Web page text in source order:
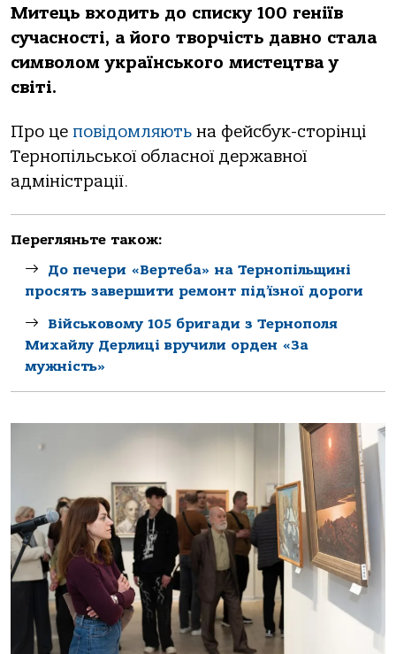
Митець входить до списку 100 геніїв
сучасності, а його творчість давно стала
символом українського мистецтва у
світі.
Про це повідомляють на фейсбук-сторінці
Тернопільської обласної державної
адміністрації.
Перегляньте також:
До печери «Вертеба» на Тернопільщині
просять завершити ремонт під’їзної дороги
Військовому 105 бригади з Тернополя
Михайлу Дерлиці вручили орден «За
мужність»